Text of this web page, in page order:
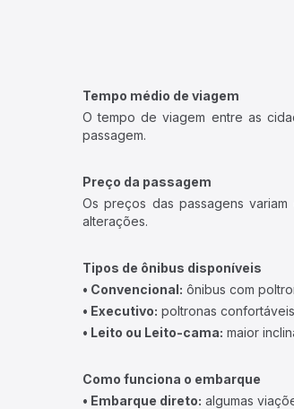
Tempo médio de viagem
O tempo de viagem entre as
passagem.
Preço da passagem
Os preços das passagens
alterações.
Tipos de ônibus disponíveis
• Convencional: ônibus com
• Executivo: poltronas
• Leito ou Leito-cama: maior
Como funciona o embarque
• Embarque direto: algumas